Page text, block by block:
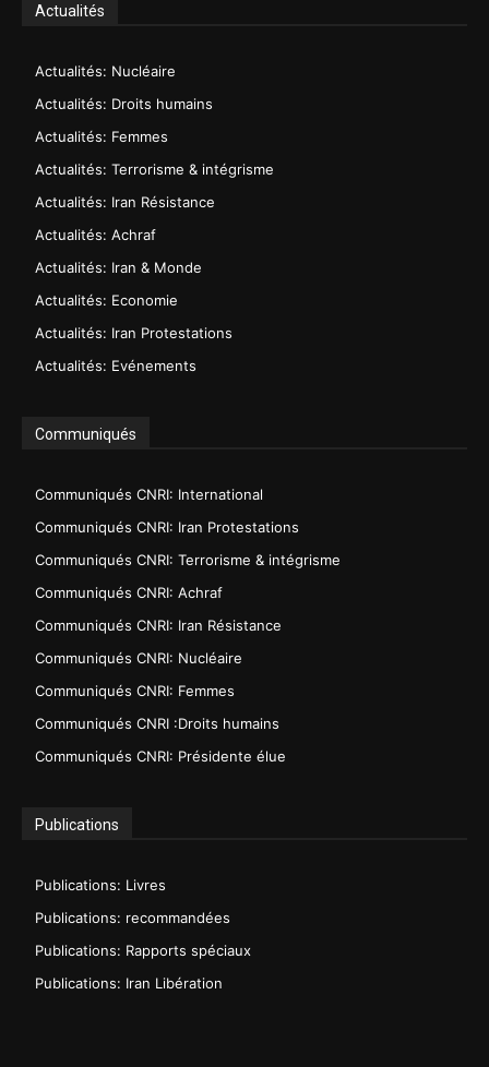
Actualités
Actualités: Nucléaire
Actualités: Droits humains
Actualités: Femmes
Actualités: Terrorisme & intégrisme
Actualités: Iran Résistance
Actualités: Achraf
Actualités: Iran & Monde
Actualités: Economie
Actualités: Iran Protestations
Actualités: Evénements
Communiqués
Communiqués CNRI: International
Communiqués CNRI: Iran Protestations
Communiqués CNRI: Terrorisme & intégrisme
Communiqués CNRI: Achraf
Communiqués CNRI: Iran Résistance
Communiqués CNRI: Nucléaire
Communiqués CNRI: Femmes
Communiqués CNRI :Droits humains
Communiqués CNRI: Présidente élue
Publications
Publications: Livres
Publications: recommandées
Publications: Rapports spéciaux
Publications: Iran Libération